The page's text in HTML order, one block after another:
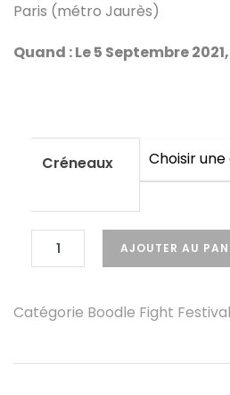
Paris (métro Jaurès)
Quand : Le 5 Septembre 2021,
Créneaux
AJOUTER AU
Catégorie Boodle Fight Festival